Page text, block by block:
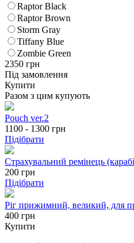
Raptor Black
Raptor Brown
Storm Gray
Tiffany Blue
Zombie Green
2350 грн
Під замовлення
Купити
Разом з цим купують
Pouch ver.2
1100 - 1300 грн
Підібрати
Страхувальний ремінець
200 грн
Підібрати
Ріг прижимний, великий, для
400 грн
Купити